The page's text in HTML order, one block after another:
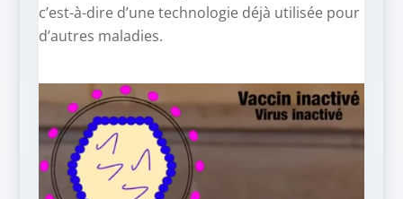
c’est-à-dire d’une technologie déjà utilisée pour
d’autres maladies.